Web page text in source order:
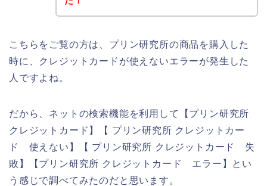
こちらをご覧の方は、プリン研究所の商品を購入した
時に、クレジットカードが使えないエラーが発生した
人ですよね。
だから、ネットの検索機能を利用して【プリン研究所
クレジットカード】【 プリン研究所 クレジットカー
ド 使えない】【 プリン研究所 クレジットカード 失
敗】【プリン研究所 クレジットカード エラー】とい
う感じで調べてみたのだと思います。